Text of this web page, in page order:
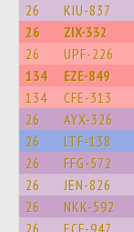
26 KIU-837
26 ZIX-332
26 UPF-226
134 EZE-849
134 CFE-313
26 AYX-326
26 LTF-138
26 FFG-572
26 JEN-826
26 NKK-592
26 ECF-947